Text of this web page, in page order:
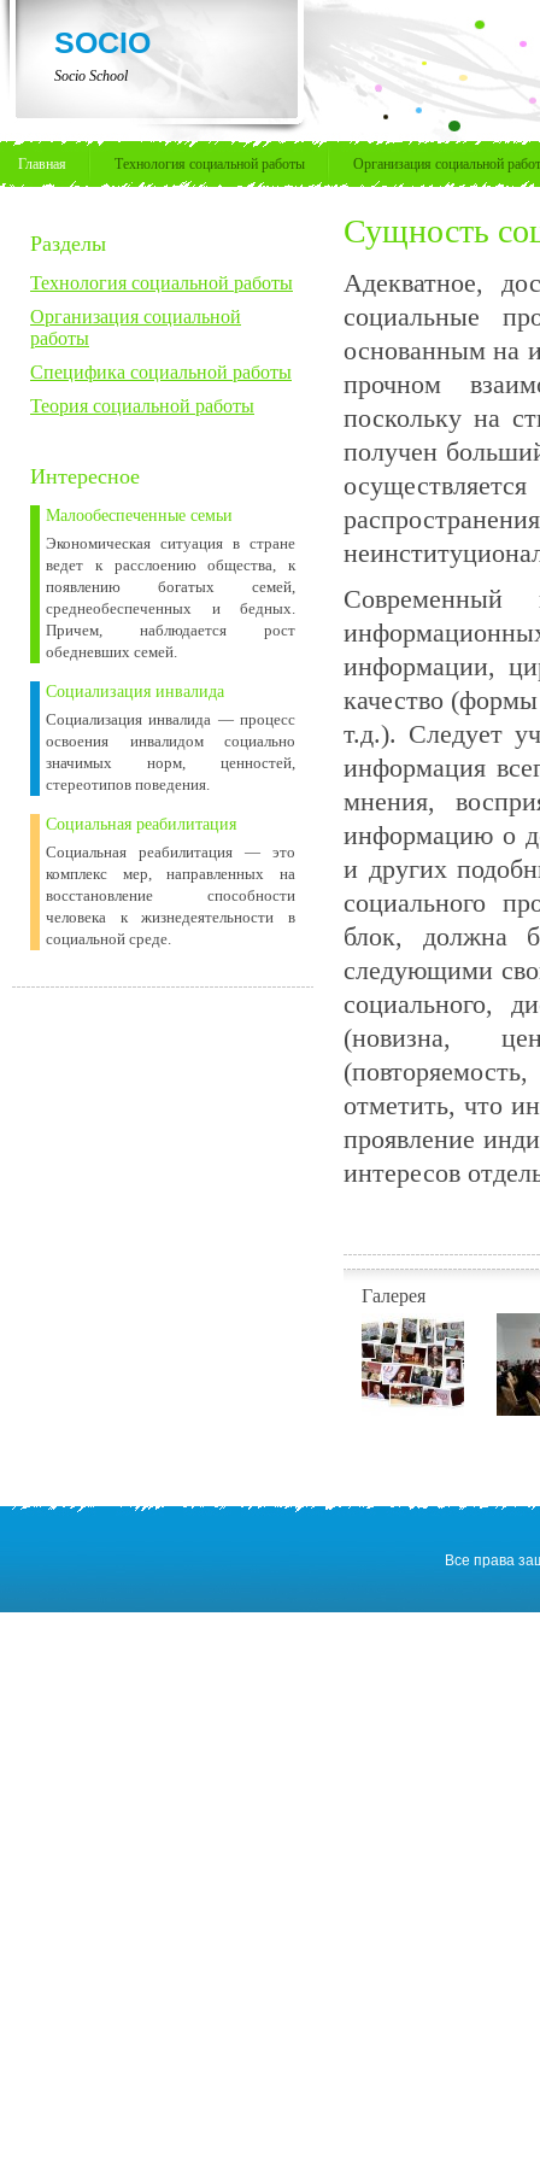
SOCIO
Socio School
Главная Технология социальной работы Организация социальной
Разделы
Технология социальной работы
Организация социальной
работы
Специфика социальной работы
Теория социальной работы
Интересное
Малообеспеченные семьи
Экономическая ситуация в стране
ведет к расслоению общества, к
появлению богатых семей,
среднеобеспеченных и бедных.
Причем, наблюдается рост
обедневших семей.
Социализация инвалида
Социализация инвалида — процесс
освоения инвалидом социально
значимых норм, ценностей,
стереотипов поведения.
Социальная реабилитация
Социальная реабилитация — это
комплекс мер, направленных на
восстановление способности
человека к жизнедеятельности в
социальной среде.
Сущность
Адекватное,
социальные
основанным на
прочном
поскольку на
получен
Современный
информации,
качество
т.д.). Следует
информация
мнения,
информацию о
и других
социального
блок, должна
следующими
социального,
(новизна,
отметить, что
проявление
интересов
Галерея
Все права